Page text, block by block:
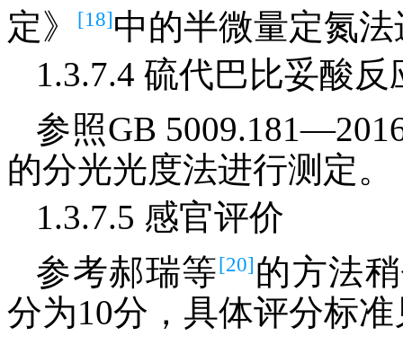
定》
[18]中的半微量定氮
1.3.7.4 硫代巴比妥酸反
参照GB
的分光光度法进行测定。
1.3.7.5 感官评价
参考郝瑞等[20]的方法
分为10分，具体评分标